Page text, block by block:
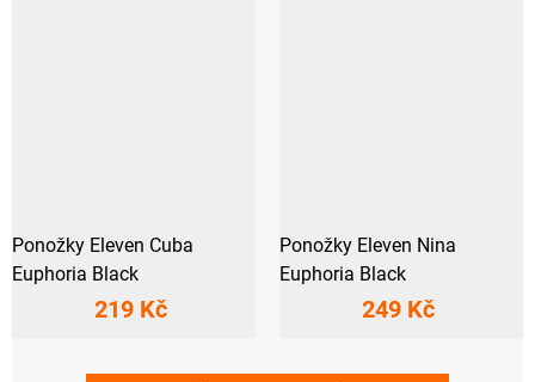
Ponožky Eleven Cuba
Euphoria Black
219 Kč
Ponožky Eleven Nina
Euphoria Black
249 Kč